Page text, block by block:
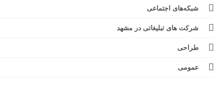
شبکه‌های اجتماعی
شرکت های تبلیغاتی در مشهد
طراحی
عمومی